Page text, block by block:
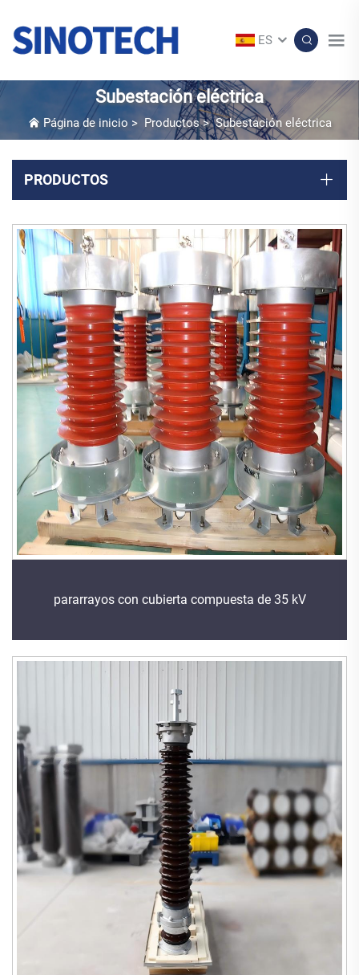
ES
Subestación eléctrica
Página de inicio > Productos>Subestación eléctrica
PRODUCTOS
pararrayos con cubierta compuesta de 35 kV